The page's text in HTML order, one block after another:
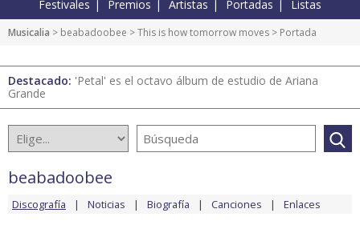
Festivales
Premios Artistas Portadas Listas
Musicalia > beabadoobee >This is how tomorrow moves > Portada
Destacado: 'Petal' es el octavo álbum de estudio de Ariana
Grande
beabadoobee
Discografía Noticias Biografía Canciones Enlaces